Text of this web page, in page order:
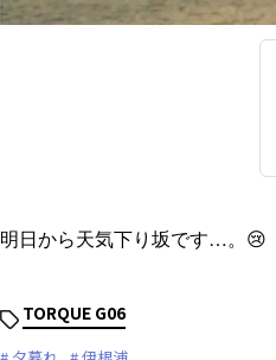
明日から天気下り坂です…。😢
TORQUE G06